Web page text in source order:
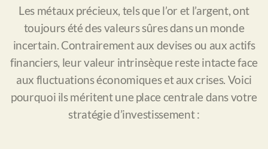
Les métaux précieux, tels que l’or et l’argent, ont
toujours été des valeurs sûres dans un monde
incertain. Contrairement aux devises ou aux actifs
financiers, leur valeur intrinsèque reste intacte face
aux fluctuations économiques et aux crises. Voici
pourquoi ils méritent une place centrale dans votre
stratégie d’investissement :
Lingot argent moulé 250g
Lingot argent frappé 100g
Pièces argent